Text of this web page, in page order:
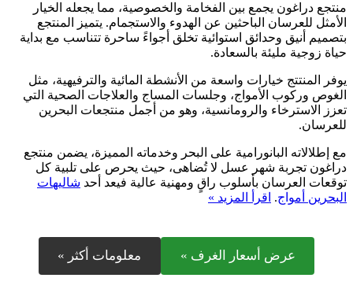
منتجع دراغون يجمع بين الفخامة والخصوصية، مما يجعله الخيار
الأمثل للعرسان الباحثين عن الهدوء والاستجمام. يتميز المنتجع
بتصميم أنيق وحدائق استوائية تخلق أجواءً ساحرة تتناسب مع بداية
حياة زوجية مليئة بالسعادة.
يوفر المنتتج خيارات واسعة من الأنشطة المائية والترفيهية، مثل
الغوص وركوب الأمواج، وجلسات المساج والعلاجات الصحية التي
تعزز الاسترخاء والرومانسية، وهو من أجمل منتجعات البحرين
للعرسان.
مع إطلالاته البانورامية على البحر وخدماته المميزة، يضمن منتجع
دراغون تجربة شهر عسل لا تُضاهى، حيث يحرص على تلبية كل
توقعات العرسان بأسلوب راقٍ ومهنية عالية فيعد أحد شاليهات
البحرين أمواج. اقرأ المزيد »
عرض أسعار الغرف » معلومات أكثر »